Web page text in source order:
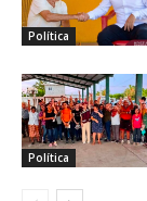
Política
Política